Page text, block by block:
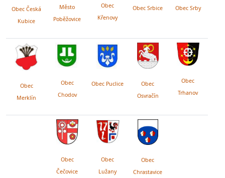
Obec Česká
Kubice
Město
Poběžovice
Obec
Křenovy
Obec Srbice Obec Srby
Obec
Merklín
Obec
Chodov
Obec Puclice
Obec
Osvračín
Obec
Trhanov
Obec
Čečovice
Obec
Lužany
Obec
Chrastavice